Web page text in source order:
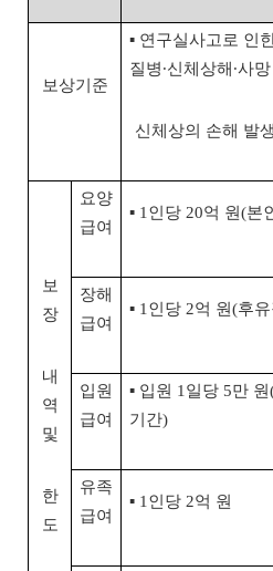
보상기준
▪ 연구실사고로 인
질병∙신체상해∙사
신체상의 손해 발
보
장
내
역
및
한
도
요양
급여
▪ 1인당 20억 원(본
장해
급여
▪ 1인당 2억 원(후
입원
급여
▪ 입원 1일당 5만
기간)
유족
급여
▪ 1인당 2억 원